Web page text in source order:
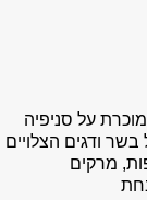
על סניפיה
ודגים הצלויים
מרקים